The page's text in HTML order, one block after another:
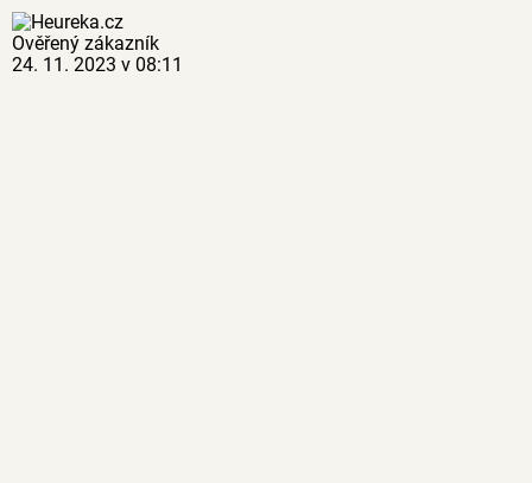
Ověřený zákazník
24. 11. 2023 v 08:11